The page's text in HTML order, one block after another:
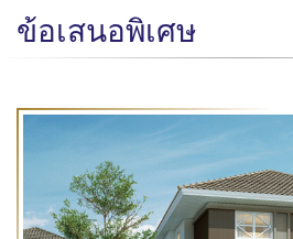
ข้อเสนอพิเศษ